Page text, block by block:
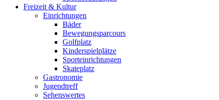
Freizeit & Kultur
Einrichtungen
Bäder
Bewegungsparcours
Golfplatz
Kinderspielplätze
Sporteinrichtungen
Skateplatz
Gastronomie
Jugendtreff
Sehenswertes